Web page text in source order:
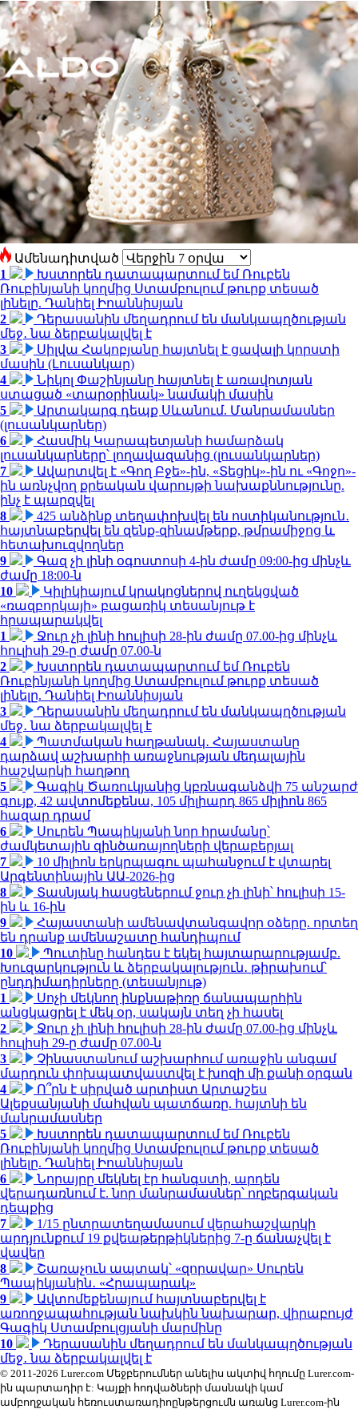
Ամենադիտված
1
Խստորեն դատապարտում եմ Ռուբեն
Ռուբինյանի կողմից Ստամբուլում թուրք տեսած
լինելը. Դանիել Իոաննիսյան
2
Դերասանին մեղադրում են մանկապղծության
մեջ․ նա ձերբակալվել է
3
Սիլվա Հակոբյանը հայտնել է ցավալի կորստի
մասին (Լուսանկար)
4
Նիկոլ Փաշինյանը հայտնել է առավոտյան
ստացած «տարօրինակ» նամակի մասին
5
Արտակարգ դեպք Սևանում. Մանրամասներ
(լուսանկարներ)
6
Հասմիկ Կարապետյանի համարձակ
լուսանկարները՝ լողավազանից (լուսանկարներ)
7
Ավարտվել է «Գող Բջե»-ին, «Տեցիկ»-ին ու «Գոջո»-
ին առնչվող քրեական վարույթի նախաքննությունը.
ինչ է պարզվել
8
425 անձինք տեղափոխվել են ոստիկանություն․
հայտնաբերվել են զենք-զինամթերք, թմրամիջոց և
հետախուզվողներ
9
Գազ չի լինի օգոստոսի 4-ին ժամը 09:00-ից մինչև
ժամը 18:00-ն
10
Կիլիկիայում կրակոցներով ուղեկցված
«ռազբորկայի» բացառիկ տեսանյութ է
հրապարակվել
1
Ջուր չի լինի հուլիսի 28-ին ժամը 07.00-ից մինչև
հուլիսի 29-ը ժամը 07.00-ն
2
Խստորեն դատապարտում եմ Ռուբեն
Ռուբինյանի կողմից Ստամբուլում թուրք տեսած
լինելը. Դանիել Իոաննիսյան
3
Դերասանին մեղադրում են մանկապղծության
մեջ․ նա ձերբակալվել է
4
Պատմական հաղթանակ․ Հայաստանը
դարձավ աշխարհի առաջնության մեդալային
հաշվարկի հաղթող
5
Գագիկ Ծառուկյանից կբռնագանձվի 75 անշարժ
գույք, 42 ավտոմեքենա, 105 միլիարդ 865 միլիոն 865
հազար դրամ
6
Սուրեն Պապիկյանի նոր հրամանը՝
ժամկետային զինծառայողների վերաբերյալ
7
10 միլիոն երկրպագու պահանջում է վտարել
Արգենտինային ԱԱ-2026-ից
8
Տասնյակ հասցեներում ջուր չի լինի՝ հուլիսի 15-
ին և 16-ին
9
Հայաստանի ամենավտանգավոր օձերը. որտեղ
են դրանք ամենաշատը հանդիպում
10
Պուտինը հանդես է եկել հայտարարությամբ.
Խուզարկություն և ձերբակալություն․ թիրախում՝
ընդդիմադիրները (տեսանյութ)
1
Սոչի մեկնող ինքնաթիռը ճանապարհին
անցկացրել է մեկ օր, սակայն տեղ չի հասել
2
Ջուր չի լինի հուլիսի 28-ին ժամը 07.00-ից մինչև
հուլիսի 29-ը ժամը 07.00-ն
3
Չինաստանում աշխարհում առաջին անգամ
մարդուն փոխպատվաստվել է խոզի մի քանի օրգան
4
Ո՞րն է սիրված արտիստ Արտաշես
Ալեքսանյանի մահվան պատճառը. հայտնի են
մանրամասներ
5
Խստորեն դատապարտում եմ Ռուբեն
Ռուբինյանի կողմից Ստամբուլում թուրք տեսած
լինելը. Դանիել Իոաննիսյան
6
Նորայրը մեկնել էր հանգստի, արդեն
վերադառնում է. նոր մանրամասներ՝ ողբերգական
դեպքից
7
1/15 ընտրատեղամասում վերահաշվարկի
արդյունքում 19 քվեաթերթիկներից 7-ը ճանաչվել է
վավեր
8
Շառաչուն ապտակ՝ «զորավար» Սուրեն
Պապիկյանին․ «Հրապարակ»
9
Ավտոմեքենայում հայտնաբերվել է
առողջապահության նախկին նախարար, վիրաբույժ
Գագիկ Ստամբուլցյանի մարմինը
10
Դերասանին մեղադրում են մանկապղծության
մեջ․ նա ձերբակալվել է
© 2011-2026 Lurer.com Մեջբերումներ անելիս ակտիվ հղումը Lurer.com-
ին պարտադիր է: Կայքի հոդվածների մասնակի կամ
ամբողջական հեռուստառադիոընթերցումն առանց Lurer.com-ին